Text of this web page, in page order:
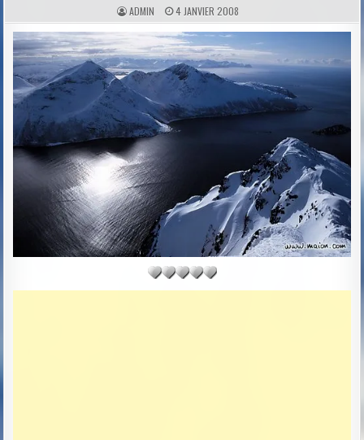
A
U
O
R
:
ADMIN P
U
L
I
S
H
E
A
T
E
4 JANVIER 2008